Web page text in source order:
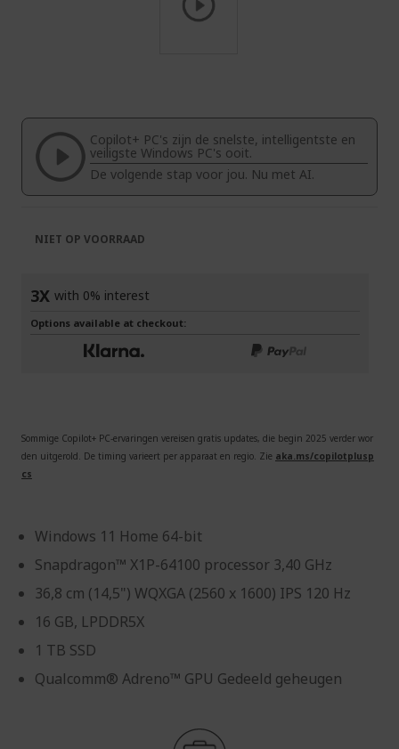
begin
afbeeldingen-
gallerij
Copilot+ PC's zijn de snelste, intelligentste en
veiligste Windows PC's ooit.
De volgende stap voor jou. Nu met AI.
Sommige Copilot+ PC-ervaringen vereisen gratis updates, die begin 2025 verder wor
den uitgerold. De timing varieert per apparaat en regio. Zie aka.ms/copilotplusp
cs
Windows 11 Home 64-bit
Snapdragon™ X1P-64100 processor 3,40 GHz
36,8 cm (14,5") WQXGA (2560 x 1600) IPS 120 Hz
16 GB, LPDDR5X
1 TB SSD
Qualcomm® Adreno™ GPU Gedeeld geheugen
NIET OP VOORRAAD
3X with 0% interest
Options available at checkout: